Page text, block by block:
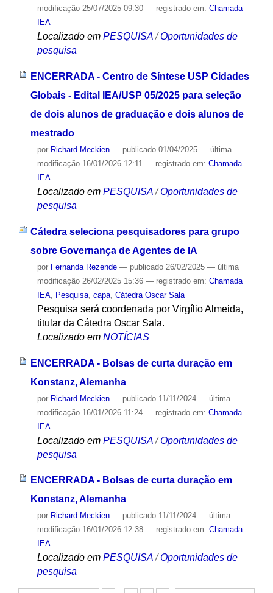
modificação25/07/2025 09:30 — registrado em: Chamada
IEA
Localizado em PESQUISA /Oportunidades de
pesquisa
ENCERRADA - Centro de Síntese USP Cidades
Globais - Edital IEA/USP 05/2025 para seleção
de dois alunos de graduação e dois alunos de
mestrado
por Richard Meckien — publicado01/04/2025 — última
modificação16/01/2026 12:11 — registrado em: Chamada
IEA
Localizado em PESQUISA /Oportunidades de
pesquisa
Cátedra seleciona pesquisadores para grupo
sobre Governança de Agentes de IA
por Fernanda Rezende — publicado26/02/2025 — última
modificação26/02/2025 15:36 — registrado em: Chamada
IEA, Pesquisa, capa, Cátedra Oscar Sala
Pesquisa será coordenada por Virgílio Almeida,
titular da Cátedra Oscar Sala.
Localizado em NOTÍCIAS
ENCERRADA - Bolsas de curta duração em
Konstanz, Alemanha
por Richard Meckien — publicado11/11/2024 — última
modificação16/01/2026 11:24 — registrado em: Chamada
IEA
Localizado em PESQUISA /Oportunidades de
pesquisa
ENCERRADA - Bolsas de curta duração em
Konstanz, Alemanha
por Richard Meckien — publicado11/11/2024 — última
modificação16/01/2026 12:38 — registrado em: Chamada
IEA
Localizado em PESQUISA /Oportunidades de
pesquisa